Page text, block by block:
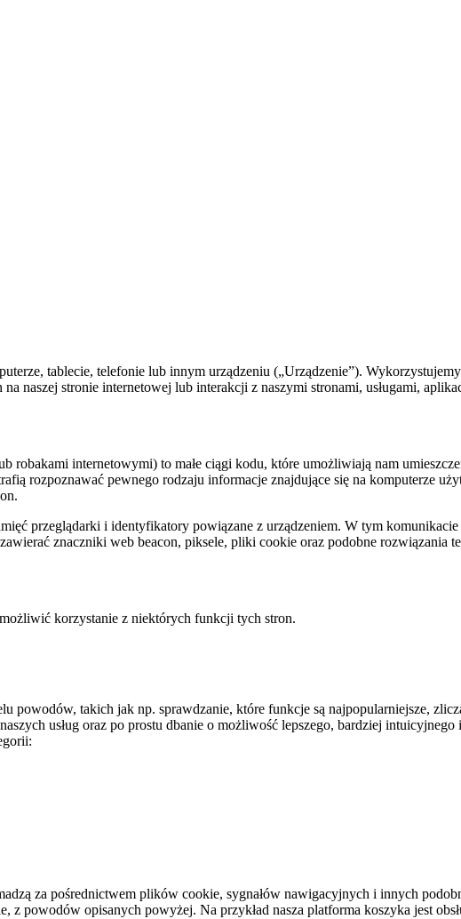
tablecie, telefonie lub innym urządzeniu („Urządzenie”).
naszej stronie internetowej lub interakcji z naszymi stronami, usługami,
internetowymi) to małe ciągi kodu, które umożliwiają nam
rozpoznawać pewnego rodzaju informacje znajdujące się na komputerze
przeglądarki i identyfikatory powiązane z urządzeniem. W tym komunikacie
znaczniki web beacon, piksele, pliki cookie oraz podobne rozwiązania
korzystanie z niektórych funkcji tych stron.
takich jak np. sprawdzanie, które funkcje są najpopularniejsze,
usług oraz po prostu dbanie o możliwość lepszego, bardziej
za pośrednictwem plików cookie, sygnałów nawigacyjnych i innych
powodów opisanych powyżej. Na przykład nasza platforma koszyka jest